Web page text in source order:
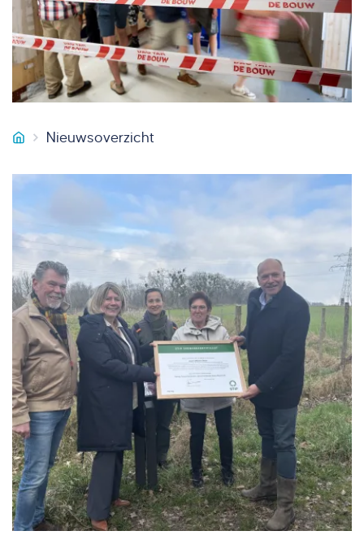
Smeets Bouw
Nieuwsoverzicht